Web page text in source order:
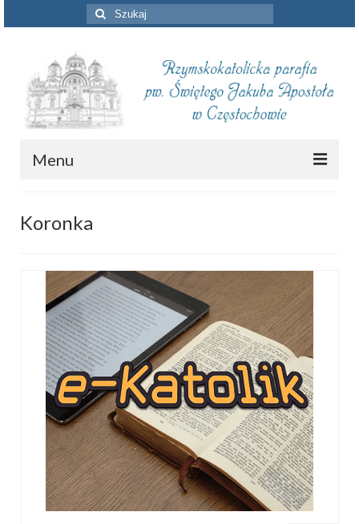
Szuklaj
w:
Menu
Informacje duszpasterskie
Piszą o nas
Remont kościoła
Parafia
Historia
Duszpasterze
Nasz patron
Kościół Rektoracki
Koronka